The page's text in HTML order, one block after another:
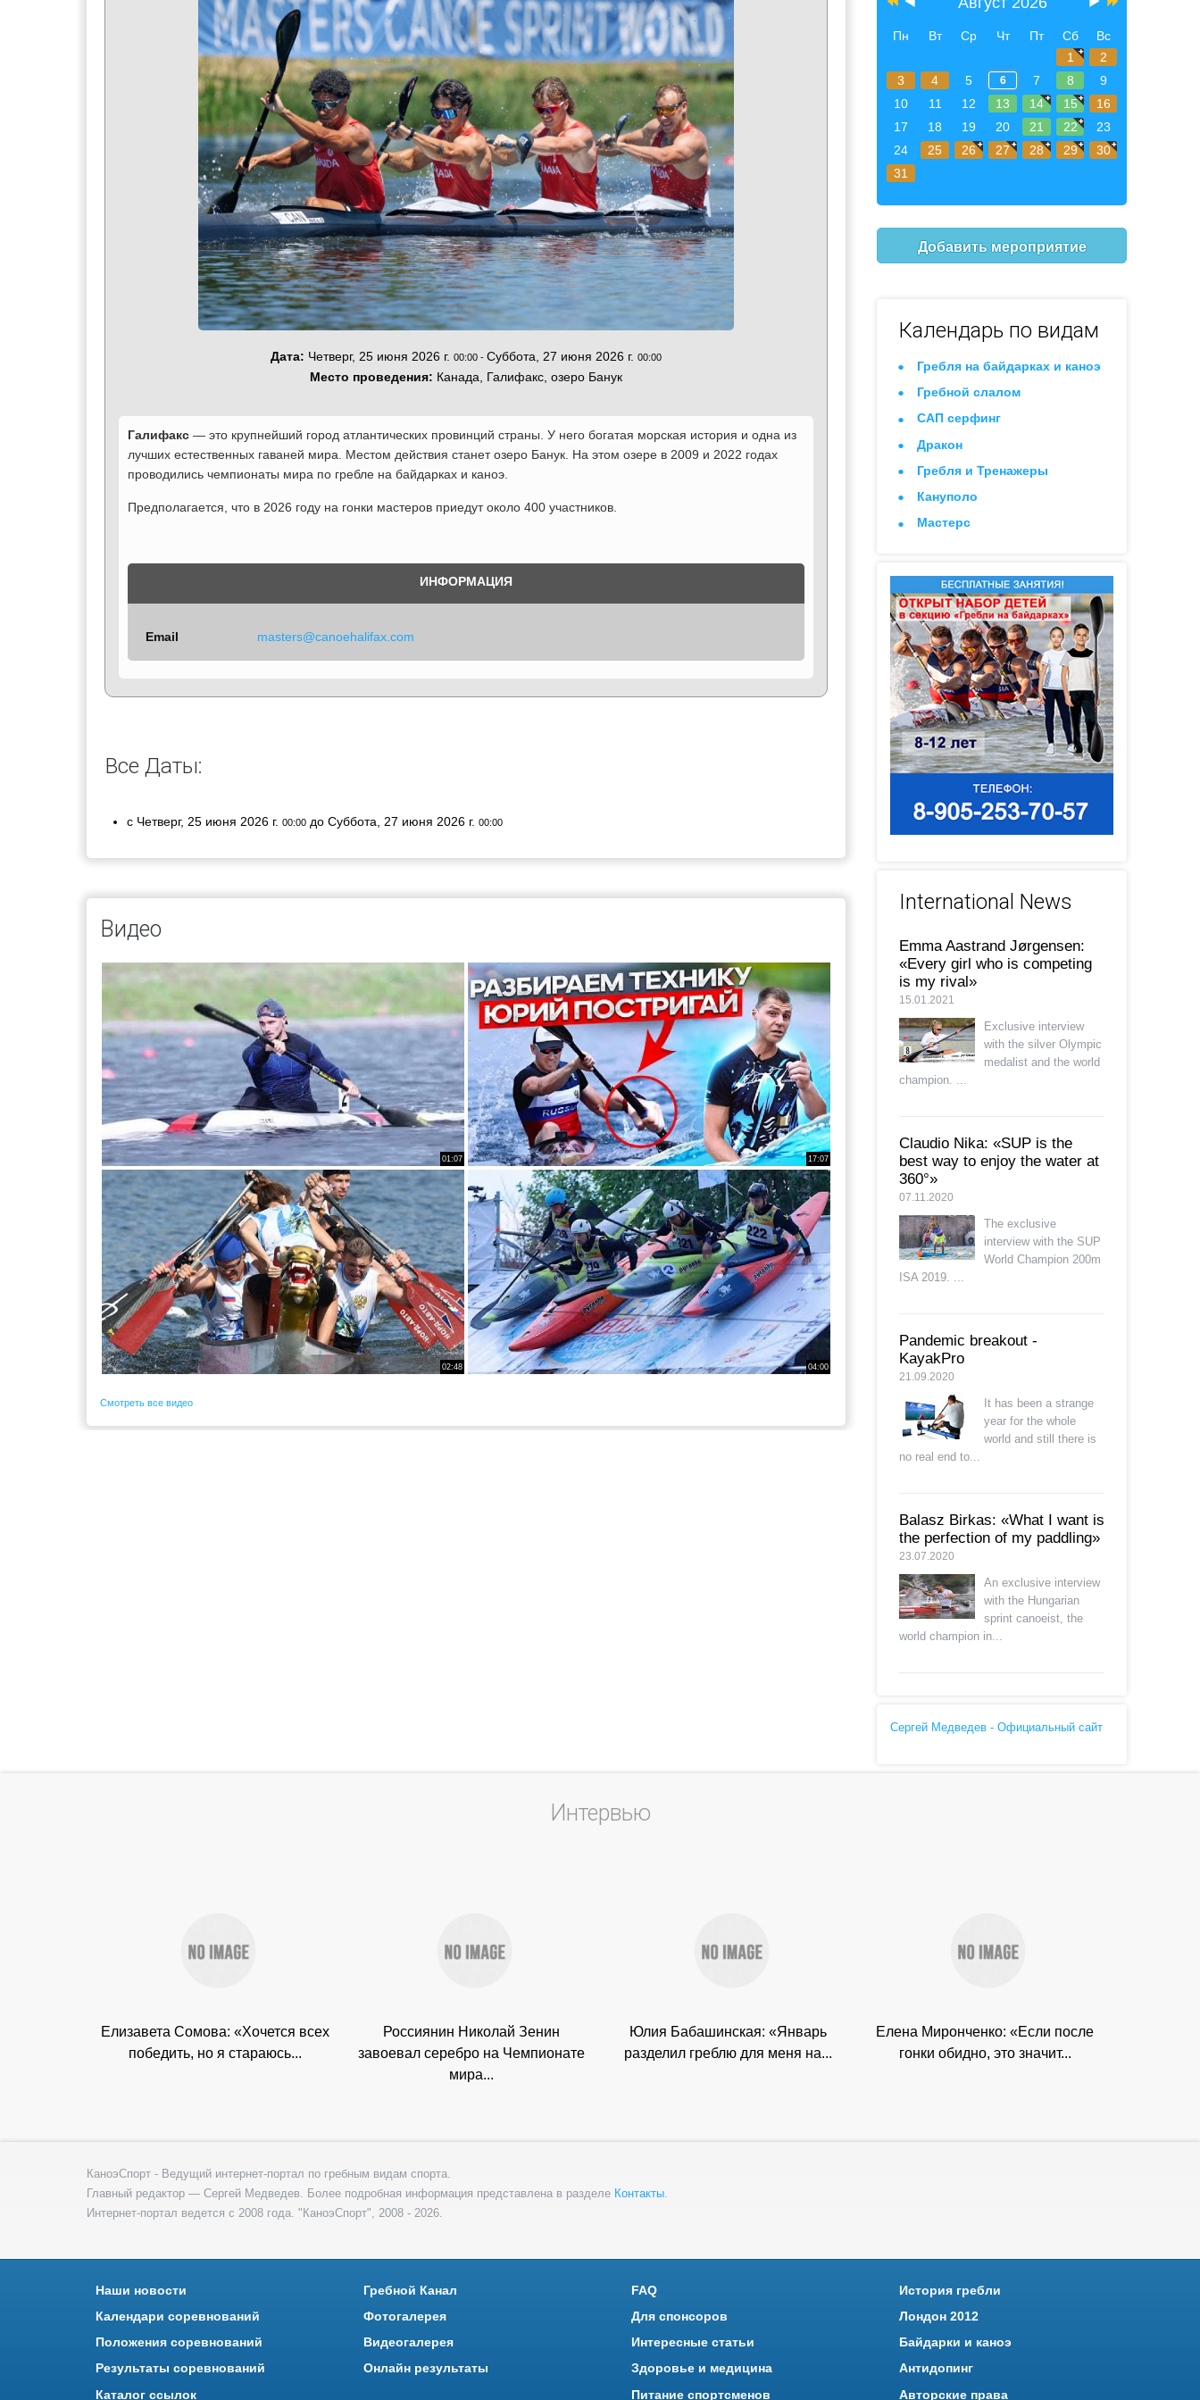
Дата: Четверг, 25 июня 2026 г. 00:00 - Суббота, 27 июня 2026 г. 00:00
Место проведения: Канада, Галифакс, озеро Банук
Галифакс — это крупнейший город атлантических провинций страны. У него богатая морская история и одна из
лучших естественных гаваней мира. Местом действия станет озеро Банук. На этом озере в 2009 и 2022 годах
проводились чемпионаты мира по гребле на байдарках и каноэ.
Предполагается, что в 2026 году на гонки мастеров приедут около 400 участников.
ИНФОРМАЦИЯ
Email masters@canoehalifax.com
Все Даты:
с Четверг, 25 июня 2026 г. 00:00 до Суббота, 27 июня 2026 г. 00:00
Видео
01:07 17:07
02:48 04:00
Смотреть все видео
Пн Вт Ср Чт Пт Сб
Вс
1
2
3
4 5 6 7 8
9
10
11 12 13 14 15
16
17
18 19 20 21 22
23
24
25 26 27 28 29
30
31
Добавить мероприятие
Календарь по видам
Гребля на байдарках и каноэ
Гребной слалом
САП серфинг
Дракон
Гребля и Тренажеры
Кануполо
Мастерс
International News
Emma Aastrand Jørgensen:
«Every girl who is competing
is my rival»
15.01.2021
Exclusive interview
with the silver Olympic
medalist and the world
champion. ...
Claudio Nika: «SUP is the
best way to enjoy the water at
360°»
07.11.2020
The exclusive
interview with the SUP
World Champion 200m
ISA 2019. ...
Pandemic breakout -
KayakPro
21.09.2020
It has been a strange
year for the whole
world and still there is
no real end to...
Balasz Birkas: «What I want is
the perfection of my paddling»
23.07.2020
An exclusive interview
with the Hungarian
sprint canoeist, the
world champion in...
Сергей Медведев - Официальный сайт
Интервью
Елизавета Сомова: «Хочется всех
победить, но я стараюсь...
Россиянин Николай Зенин
завоевал серебро на Чемпионате
мира...
Юлия Бабашинская: «Январь
разделил греблю для меня на...
Елена Миронченко: «Если после
гонки обидно, это значит...
КаноэСпорт - Ведущий интернет-портал по гребным видам спорта.
Главный редактор — Сергей Медведев. Более подробная информация представлена в разделе Контакты
Интернет-портал ведется с 2008 года. "КаноэСпорт", 2008 - 2026.
Наши новости
Календари соревнований
Положения соревнований
Результаты соревнований
Каталог ссылок
Гребной Канал
Фотогалерея
Видеогалерея
Онлайн результаты
FAQ
Для спонсоров
Интересные статьи
Здоровье и медицина
Питание спортсменов
История гребли
Лондон 2012
Байдарки и каноэ
Антидопинг
Авторские права